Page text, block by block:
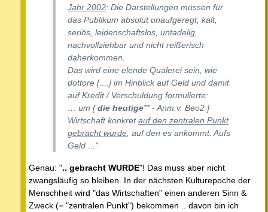
Jahr 2002: Die Darstellungen müssen für
das Publikum absolut unaufgeregt, kalt,
seriös, leidenschaftslos, untadelig,
nachvollziehbar und nicht reißerisch
daherkommen.
Das wird eine elende Quälerei sein, wie
dottore [....] im Hinblick auf Geld und damit
auf Kredit / Verschuldung formulierte:
… um [die heutige** - Anm.v. Beo2 ]
Wirtschaft konkretauf den zentralen Punkt
gebracht wurde , auf den es ankommt: Aufs
Geld ..."
Genau: ".. gebracht WURDE"! Das muss aber nicht
zwangsläufig so bleiben. In der nächsten Kulturepoche der
Menschheit wird "das Wirtschaften" einen anderen Sinn &
Zweck (= "zentralen Punkt") bekommen .. davon bin ich